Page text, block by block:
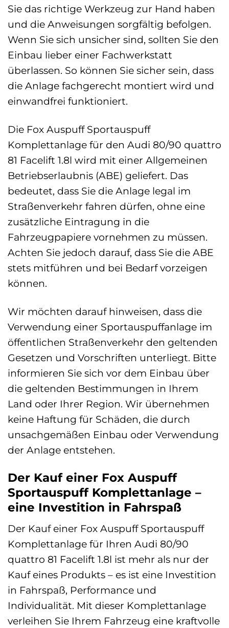
Sie das richtige Werkzeug zur Hand haben
und die Anweisungen sorgfältig befolgen.
Wenn Sie sich unsicher sind, sollten Sie den
Einbau lieber einer Fachwerkstatt
überlassen. So können Sie sicher sein, dass
die Anlage fachgerecht montiert wird und
einwandfrei funktioniert.
Die Fox Auspuff Sportauspuff
Komplettanlage für den Audi 80/90 quattro
81 Facelift 1.8l wird mit einer Allgemeinen
Betriebserlaubnis (ABE) geliefert. Das
bedeutet, dass Sie die Anlage legal im
Straßenverkehr fahren dürfen, ohne eine
zusätzliche Eintragung in die
Fahrzeugpapiere vornehmen zu müssen.
Achten Sie jedoch darauf, dass Sie die ABE
stets mitführen und bei Bedarf vorzeigen
können.
Wir möchten darauf hinweisen, dass die
Verwendung einer Sportauspuffanlage im
öffentlichen Straßenverkehr den geltenden
Gesetzen und Vorschriften unterliegt. Bitte
informieren Sie sich vor dem Einbau über
die geltenden Bestimmungen in Ihrem
Land oder Ihrer Region. Wir übernehmen
keine Haftung für Schäden, die durch
unsachgemäßen Einbau oder Verwendung
der Anlage entstehen.
Der Kauf einer Fox Auspuff
Sportauspuff Komplettanlage –
eine Investition in Fahrspaß
Der Kauf einer Fox Auspuff Sportauspuff
Komplettanlage für Ihren Audi 80/90
quattro 81 Facelift 1.8l ist mehr als nur der
Kauf eines Produkts – es ist eine Investition
in Fahrspaß, Performance und
Individualität. Mit dieser Komplettanlage
verleihen Sie Ihrem Fahrzeug eine kraftvolle